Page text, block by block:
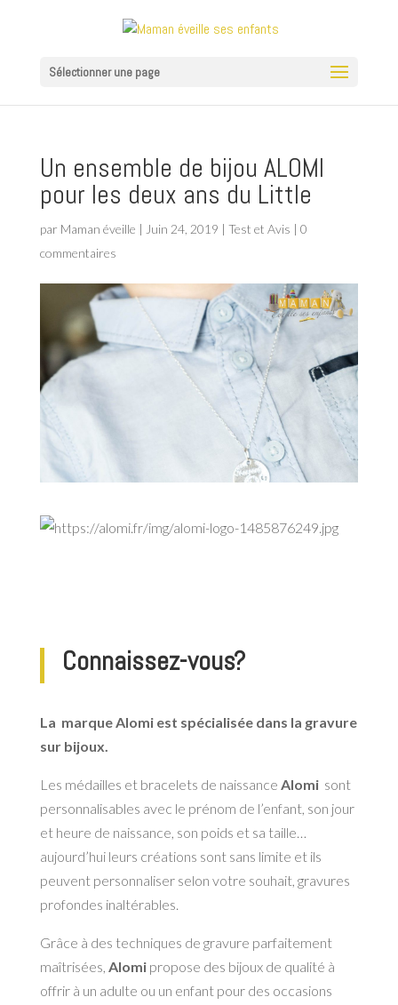
Sélectionner une page
Un ensemble de bijou ALOMI
pour les deux ans du Little
par Maman éveille | Juin 24, 2019 | Test et Avis | 0
commentaires
Connaissez-vous?
La marqueAlomiest spécialisée dans la gravure
sur bijoux.
Les médailles et bracelets de naissance Alomisont
personnalisables avec le prénom de l’enfant, son jour
et heure de naissance, son poids et sa taille…
aujourd’hui leurs créations sont sans limite et ils
peuvent personnaliser selon votre souhait, gravures
profondes inaltérables.
Grâce à des techniques de gravure parfaitement
maîtrisées, Alomipropose des bijoux de qualité à
offrir à un adulte ou un enfant pour des occasions